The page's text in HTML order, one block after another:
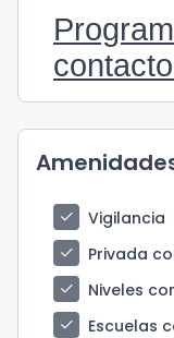
check
Vigilancia
check
Privada
check
Niveles
check
Escuelas